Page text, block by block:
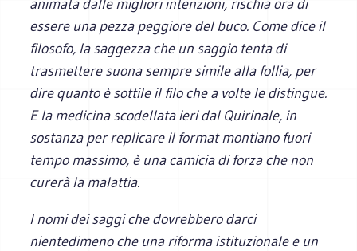
animata dalle migliori intenzioni, rischia ora di
essere una pezza peggiore del buco. Come dice il
filosofo, la saggezza che un saggio tenta di
trasmettere suona sempre simile alla follia, per
dire quanto è sottile il filo che a volte le distingue.
E la medicina scodellata ieri dal Quirinale, in
sostanza per replicare il format montiano fuori
tempo massimo, è una camicia di forza che non
curerà la malattia.
I nomi dei saggi che dovrebbero darci
nientedimeno che una riforma istituzionale e un